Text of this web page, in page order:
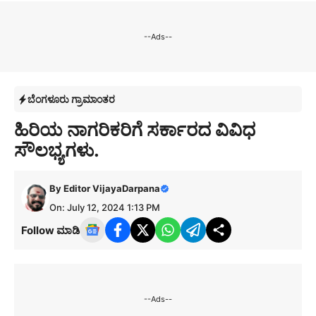
--Ads--
ಬೆಂಗಳೂರು ಗ್ರಾಮಾಂತರ
ಹಿರಿಯ ನಾಗರಿಕರಿಗೆ ಸರ್ಕಾರದ ವಿವಿಧ
ಸೌಲಭ್ಯಗಳು.
ByEditor VijayaDarpana
On: July 12, 2024 1:13 PM
Follow ಮಾಡಿ
--Ads--